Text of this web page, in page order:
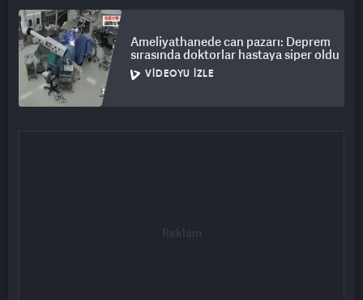
Ameliyathanede can pazarı: Deprem
sırasında doktorlar hastaya siper oldu
VIDEOYU İZLE